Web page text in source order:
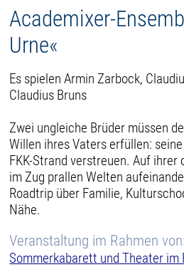
Academixer-
Urne«
Es spielen Armin Zarbock,
Claudius Bruns
Zwei ungleiche Brüder müssen
Willen ihres Vaters erfüllen:
FKK-Strand verstreuen. Auf ihrer
im Zug prallen Welten
Roadtrip über Familie,
Nähe.
Veranstaltung im Rahmen von:
Sommerkabarett und Theater im